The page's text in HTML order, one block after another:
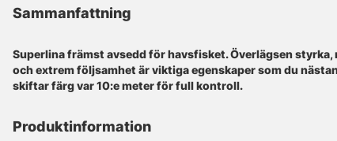
Sammanfattning
Superlina främst avsedd för havsfisket. Överlägsen
och extrem följsamhet är viktiga egenskaper som du
skiftar färg var 10:e meter för full kontroll.
Produktinformation